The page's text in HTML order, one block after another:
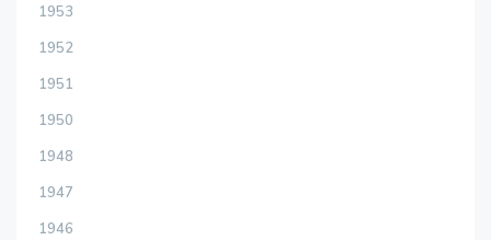
1953
1952
1951
1950
1948
1947
1946